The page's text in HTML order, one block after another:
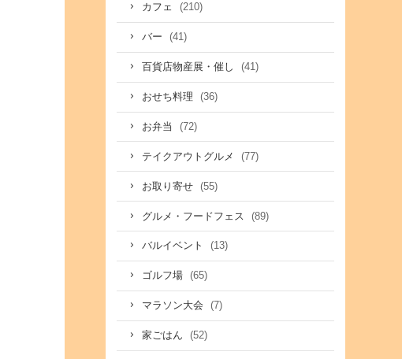
カフェ (210)
バー (41)
百貨店物産展・催し (41)
おせち料理 (36)
お弁当 (72)
テイクアウトグルメ (77)
お取り寄せ (55)
グルメ・フードフェス (89)
バルイベント (13)
ゴルフ場 (65)
マラソン大会 (7)
家ごはん (52)